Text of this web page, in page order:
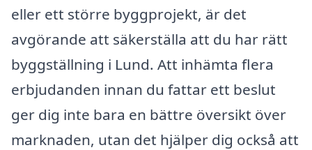
eller ett större byggprojekt, är det
avgörande att säkerställa att du har rätt
byggställning i Lund. Att inhämta flera
erbjudanden innan du fattar ett beslut
ger dig inte bara en bättre översikt över
marknaden, utan det hjälper dig också att